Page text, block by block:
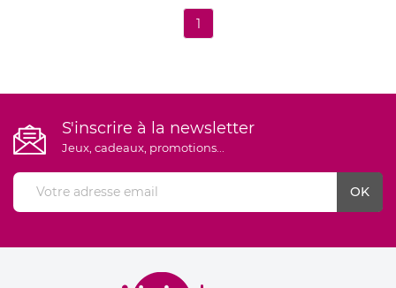
1
S'inscrire à la newsletter
Jeux, cadeaux, promotions...